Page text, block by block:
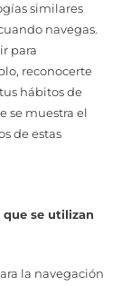
similares
navegas.
para
reconocerte
hábitos de
se muestra el
de estas
se utilizan
la navegación